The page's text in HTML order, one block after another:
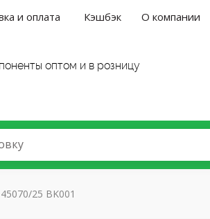
и оплата Кэшбэк О компании
оптом и в розницу
45070/25 BK001